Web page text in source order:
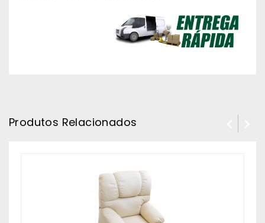
Produtos Relacionados